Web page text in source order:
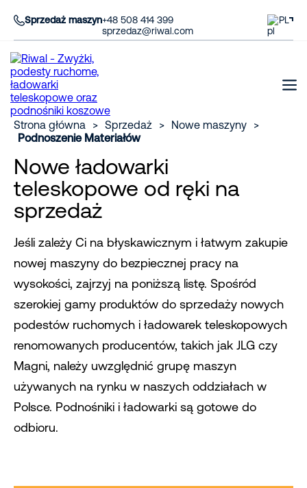
Sprzedaż maszyn+48 508 414 399
sprzedaz@riwal.com
PL
Strona główna > Sprzedaż > Nowe maszyny
>
Podnoszenie Materiałów
Nowe ładowarki
teleskopowe od ręki na
sprzedaż
Jeśli zależy Ci na błyskawicznym i łatwym zakupie
nowej maszyny do bezpiecznej pracy na
wysokości, zajrzyj na poniższą listę. Spośród
szerokiej gamy produktów do sprzedaży nowych
podestów ruchomych i ładowarek teleskopowych
renomowanych producentów, takich jak JLG czy
Magni, należy uwzględnić grupę maszyn
używanych na rynku w naszych oddziałach w
Polsce. Podnośniki i ładowarki są gotowe do
odbioru.